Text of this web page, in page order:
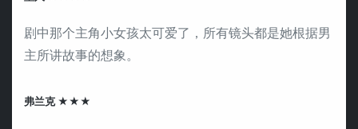
剧中那个主角小女孩太可爱了，所有镜头都是她根据男
主所讲故事的想象。
弗兰克 ★★★